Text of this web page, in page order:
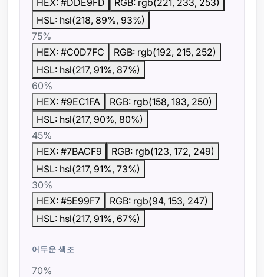
HSL: hsl(218, 89%, 93%)
75%
HEX: #C0D7FC
RGB: rgb(192, 215, 252)
HSL: hsl(217, 91%, 87%)
60%
HEX: #9EC1FA
RGB: rgb(158, 193, 250)
HSL: hsl(217, 90%, 80%)
45%
HEX: #7BACF9
RGB: rgb(123, 172, 249)
HSL: hsl(217, 91%, 73%)
30%
HEX: #5E99F7
RGB: rgb(94, 153, 247)
HSL: hsl(217, 91%, 67%)
어두운 색조
70%